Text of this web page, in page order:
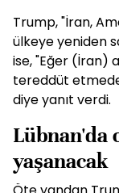
Trump, "İran,
ülkeye yeniden
ise, "Eğer (İran)
tereddüt
diye yanıt verdi.
Lübnan'da
yaşanacak